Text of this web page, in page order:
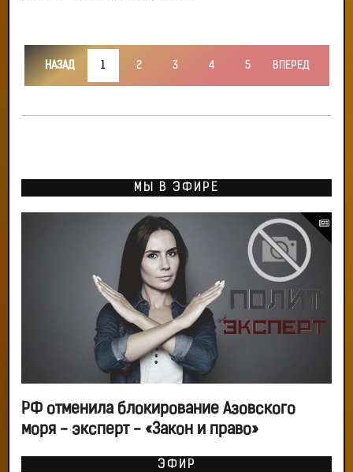
НАЗАД 1 2 3 4 5 ВПЕРЕД
МЫ В ЭФИРЕ
РФ отменила блокирование Азовского
моря - эксперт - «Закон и право»
ЭФИР